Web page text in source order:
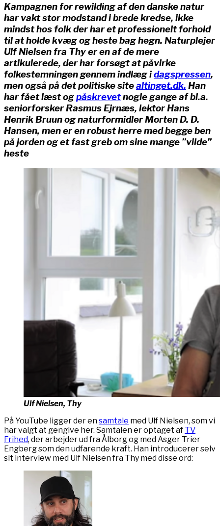
Kampagnen for rewilding af den danske natur
har vakt stor modstand i brede kredse, ikke
mindst hos folk der har et professionelt forhold
til at holde kvæg og heste bag hegn. Naturplejer
Ulf Nielsen fra Thy er en af de mere
artikulerede, der har forsøgt at påvirke
folkestemningen gennem indlæg idagspressen,
men også på det politiske sitealtinget.dk. Han
har fået læst ogpåskrevetnogle gange af bl.a.
seniorforsker Rasmus Ejrnæs, lektor Hans
Henrik Bruun og naturformidler Morten D. D.
Hansen, men er en robust herre med begge ben
på jorden og et fast greb om sine mange ”vilde”
heste
Ulf Nielsen, Thy
På YouTube ligger der ensamtale med Ulf Nielsen, som vi
har valgt at gengive her. Samtalen er optaget af TV
Frihed, der arbejder ud fra Ålborg og med Asger Trier
Engberg som den udfarende kraft. Han introducerer selv
sit interview med Ulf Nielsen fra Thy med disse ord: